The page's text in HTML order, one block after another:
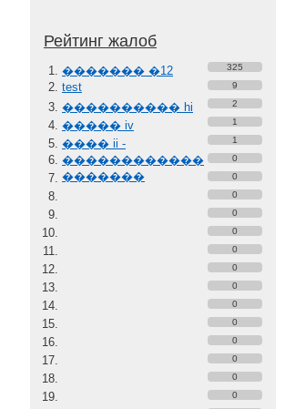
Рейтинг жалоб
������� �12 325
test 9
���������� hi 2
����� iv 1
���� ii -
������������
�������
1
0
0
0
0
0
0
0
0
0
0
0
0
0
0